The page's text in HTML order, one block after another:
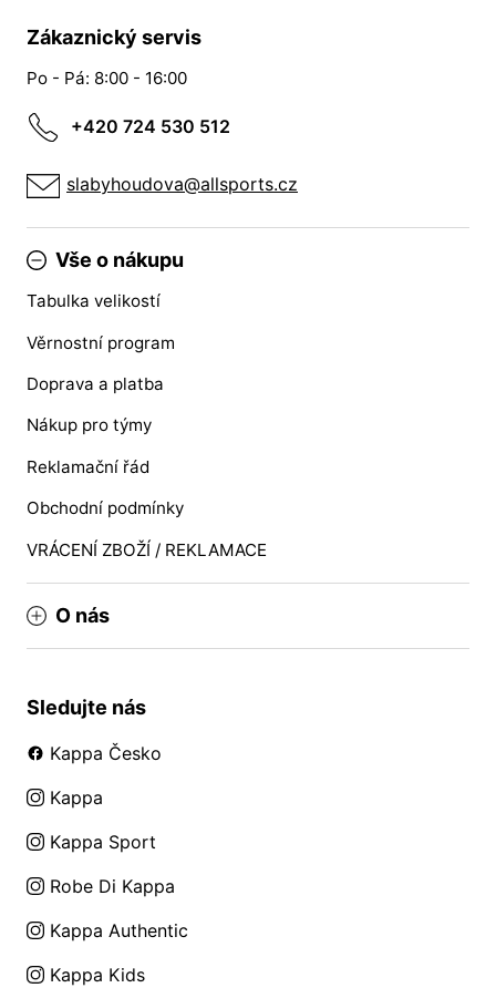
Zákaznický servis
Po - Pá: 8:00 - 16:00
+420 724 530 512
slabyhoudova@allsports.cz
Vše o nákupu
Tabulka velikostí
Věrnostní program
Doprava a platba
Nákup pro týmy
Reklamační řád
Obchodní podmínky
VRÁCENÍ ZBOŽÍ / REKLAMACE
O nás
Sledujte nás
Kappa Česko
Kappa
Kappa Sport
Robe Di Kappa
Kappa Authentic
Kappa Kids